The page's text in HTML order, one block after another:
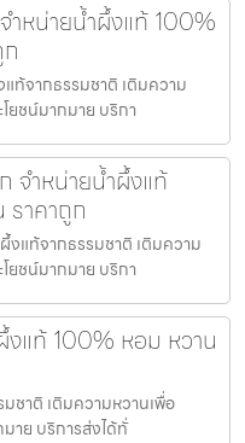
หน่ายน้ำผึ้งแท้ 100%
ท้จากธรรมชาติ เติมความ
ยชน์มากมาย บริกา
จำหน่ายน้ำผึ้งแท้
าคาถูก
งแท้จากธรรมชาติ เติมความ
ยชน์มากมาย บริกา
งแท้ 100% หอม หวาน
ชาติ เติมความหวานเพื่อ
าย บริการส่งได้ทั่